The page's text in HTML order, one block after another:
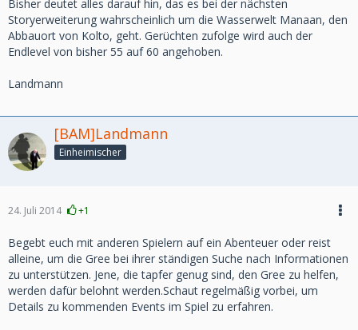
Bisher deutet alles darauf hin, das es bei der nächsten
Storyerweiterung wahrscheinlich um die Wasserwelt Manaan, den
Abbauort von Kolto, geht. Gerüchten zufolge wird auch der
Endlevel von bisher 55 auf 60 angehoben.
Landmann
[BAM]Landmann
Einheimischer
24. Juli 2014 +1
Begebt euch mit anderen Spielern auf ein Abenteuer oder reist
alleine, um die Gree bei ihrer ständigen Suche nach Informationen
zu unterstützen. Jene, die tapfer genug sind, den Gree zu helfen,
werden dafür belohnt werden.Schaut regelmäßig vorbei, um
Details zu kommenden Events im Spiel zu erfahren.